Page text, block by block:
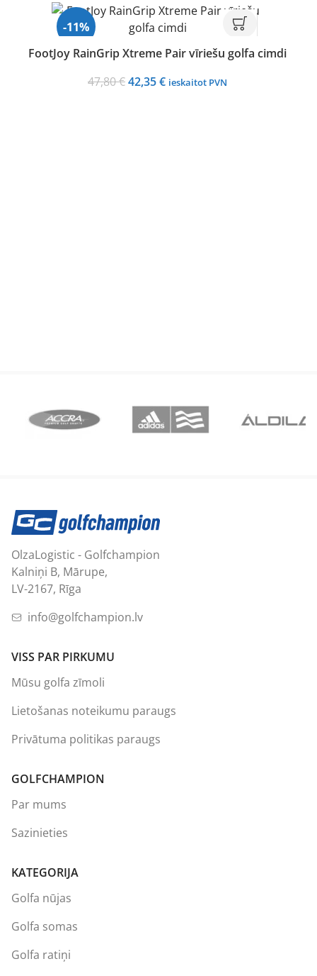
-11%
FootJoy RainGrip Xtreme Pair vīriešu golfa cimdi
47,80€Original
42,35€Current
ieskaitot PVN
OlzaLogistic - Golfchampion
Kalniņi B, Mārupe,
LV-2167, Rīga
info@golfchampion.lv
VISS PAR PIRKUMU
Mūsu golfa zīmoli
Lietošanas noteikumu paraugs
Privātuma politikas paraugs
GOLFCHAMPION
Par mums
Sazinieties
KATEGORIJA
Golfa nūjas
Golfa somas
Golfa ratiņi